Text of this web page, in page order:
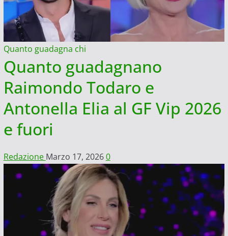
Quanto guadagna chi
Quanto guadagnano
Raimondo Todaro e
Antonella Elia al GF Vip 2026
e fuori
Redazione Marzo 17, 20260